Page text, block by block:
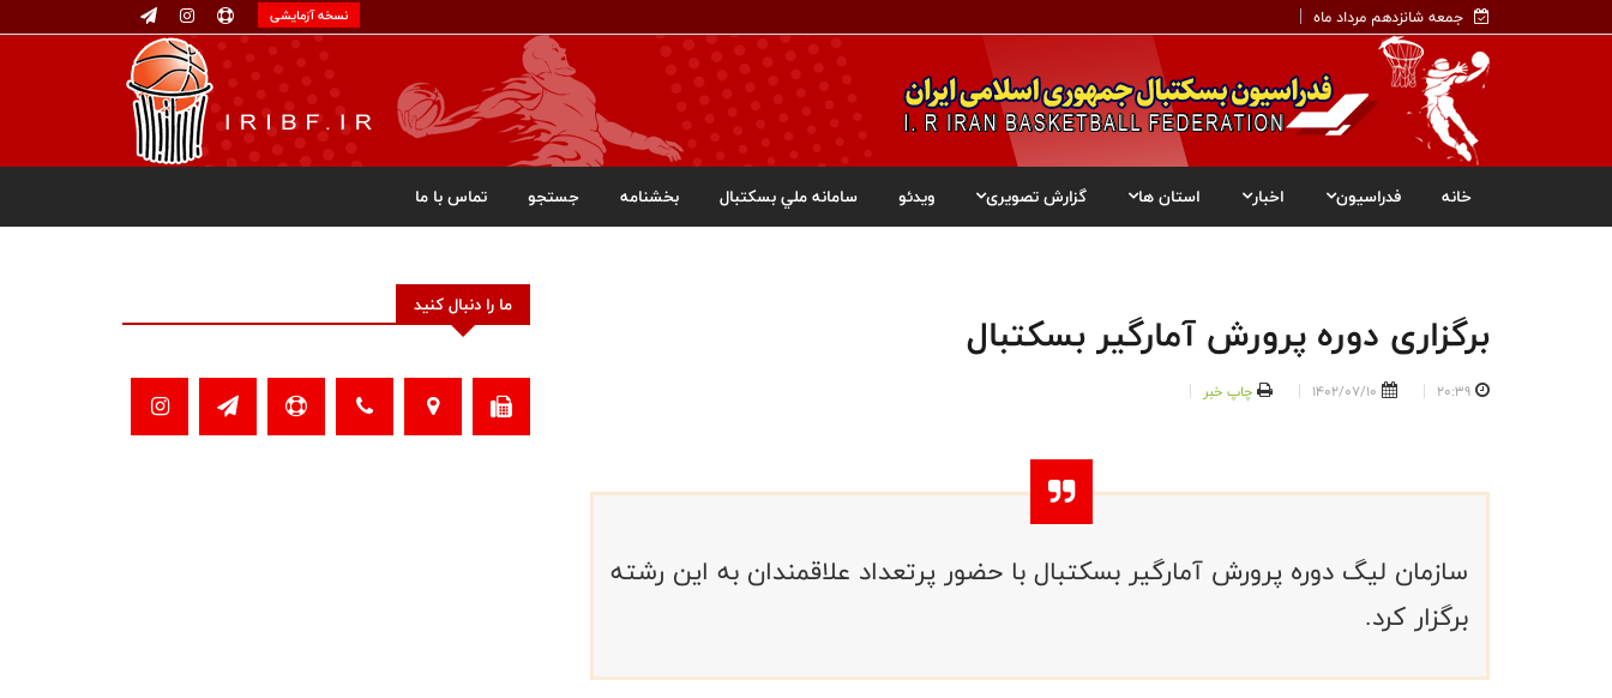
جمعه شانزدهم مرداد ماه نسخه آزمایشی
خانه فدراسیون اخبار استان ها گزارش تصویری ویدئو سامانه ملي بسکتبال بخشنامه جستجو تماس با ما
برگزاری دوره پرورش آمارگیر بسکتبال
20:39
1402/07/10 چاپ خبر
سازمان لیگ دوره پرورش آمارگیر بسکتبال با حضور پرتعداد علاقمندان به این رشته
برگزار کرد.
ما را دنبال کنید